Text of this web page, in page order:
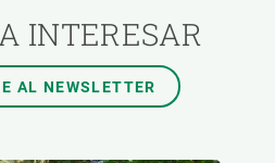
INTERESAR
AL NEWSLETTER